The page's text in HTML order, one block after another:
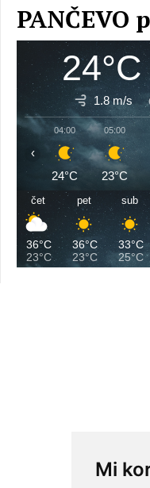
Mi
PANČEVO
24°C
1.8 m/s
04:00
24°C
05:00
23°C
‹
čet
36°C
23°C
pet
36°C
23°C
sub
33°C
25°C